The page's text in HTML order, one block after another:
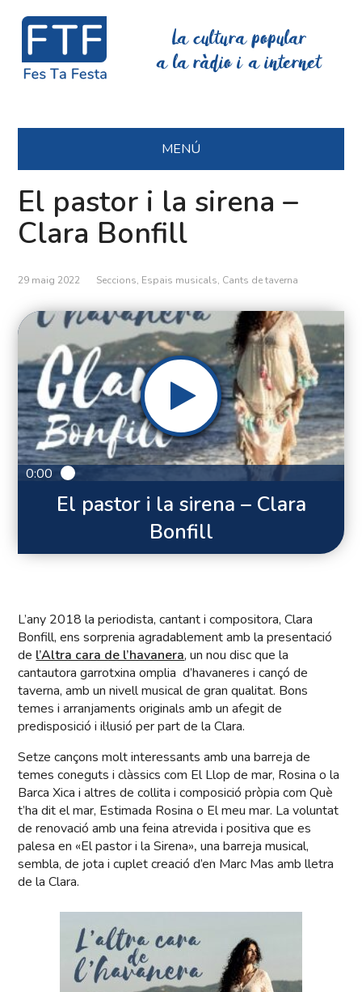
La cultura popular
a la ràdio i a internet
MENÚ
El pastor i la sirena –
Clara Bonfill
29 maig 2022 Seccions, Espais musicals, Cants de taverna
0:00
El pastor i la sirena – Clara
Bonfill
L’any 2018 la periodista, cantant i compositora, Clara
Bonfill, ens sorprenia agradablement amb la presentació
de l’Altra cara de l’havanera, un nou disc que la
cantautora garrotxina omplia d’havaneres i cançó de
taverna, amb un nivell musical de gran qualitat. Bons
temes i arranjaments originals amb un afegit de
predisposició i il·lusió per part de la Clara.
Setze cançons molt interessants amb una barreja de
temes coneguts i clàssics com El Llop de mar, Rosina o la
Barca Xica i altres de collita i composició pròpia com Què
t’ha dit el mar, Estimada Rosina o El meu mar. La voluntat
de renovació amb una feina atrevida i positiva que es
palesa en «El pastor i la Sirena», una barreja musical,
sembla, de jota i cuplet creació d’en Marc Mas amb lletra
de la Clara.